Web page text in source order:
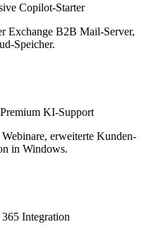
Copilot-Starter
Exchange B2B Mail-Server,
Speicher.
KI-Support
erweiterte Kunden-
in Windows.
Integration